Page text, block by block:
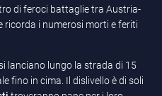
di feroci battaglie tra Austria-
ricorda i numerosi morti e feriti
lanciano lungo la strada di 15
fino in cima. Il dislivello è di soli